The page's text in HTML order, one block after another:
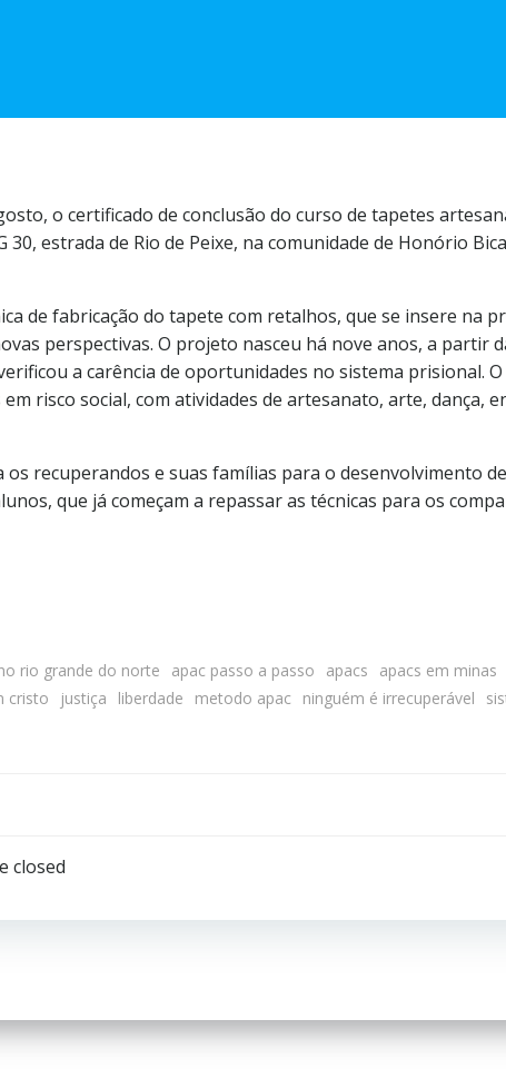
o certificado de conclusão do curso de tapetes
estrada de Rio de Peixe, na comunidade de Honório
de fabricação do tapete com retalhos, que se insere na
perspectivas. O projeto nasceu há nove anos, a partir
a carência de oportunidades no sistema prisional.
risco social, com atividades de artesanato, arte, dança,
recuperandos e suas famílias para o desenvolvimento
que já começam a repassar as técnicas para os
rio grande do norte apac passo a passo apacs apacs em minas
cristo justiça liberdade metodo apac ninguém é irrecuperável
closed